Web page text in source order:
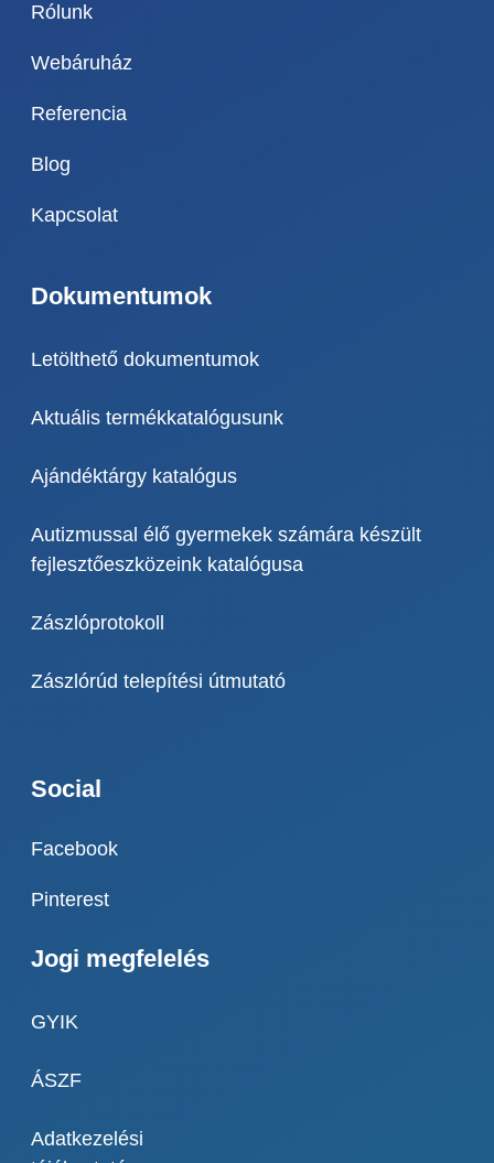
Rólunk
Webáruház
Referencia
Blog
Kapcsolat
Dokumentumok
Letölthető dokumentumok
Aktuális termékkatalógusunk
Ajándéktárgy katalógus
Autizmussal élő gyermekek számára készült
fejlesztőeszközeink katalógusa
Zászlóprotokoll
Zászlórúd telepítési útmutató
Social
Facebook
Pinterest
Jogi megfelelés
GYIK
ÁSZF
Adatkezelési